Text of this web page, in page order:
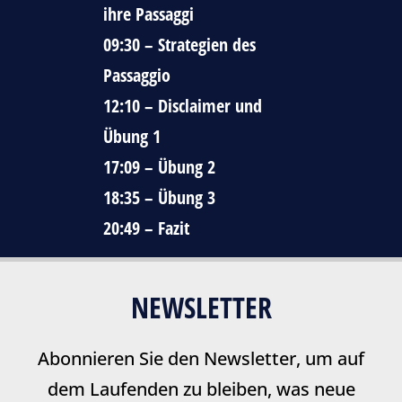
ihre Passaggi
09:30 – Strategien des
Passaggio
12:10 – Disclaimer und
Übung 1
17:09 – Übung 2
18:35 – Übung 3
20:49 – Fazit
NEWSLETTER
Abonnieren Sie den Newsletter, um auf
dem Laufenden zu bleiben, was neue